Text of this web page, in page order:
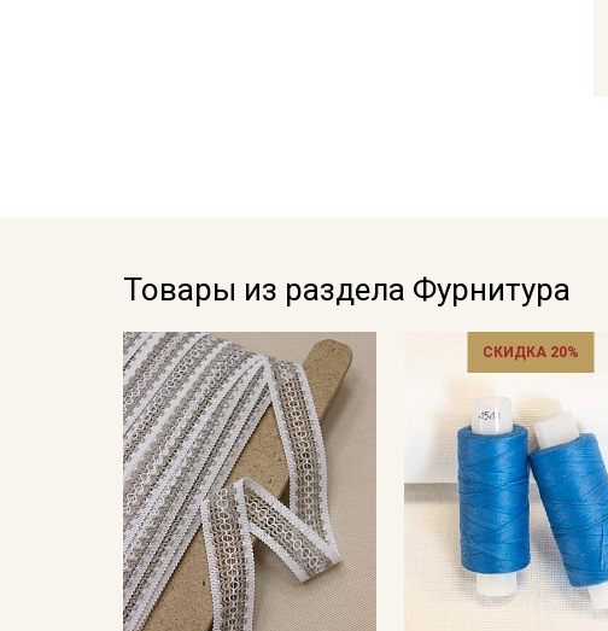
Товары из раздела Фурнитура
СКИДКА 20%